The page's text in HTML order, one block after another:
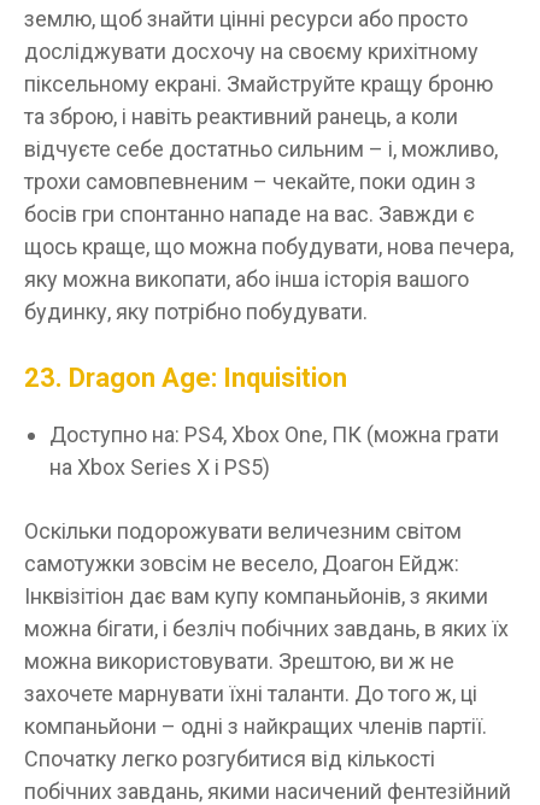
землю, щоб знайти цінні ресурси або просто
досліджувати досхочу на своєму крихітному
піксельному екрані. Змайструйте кращу броню
та зброю, і навіть реактивний ранець, а коли
відчуєте себе достатньо сильним – і, можливо,
трохи самовпевненим – чекайте, поки один з
босів гри спонтанно нападе на вас. Завжди є
щось краще, що можна побудувати, нова печера,
яку можна викопати, або інша історія вашого
будинку, яку потрібно побудувати.
23. Dragon Age: Inquisition
Доступно на: PS4, Xbox One, ПК (можна грати
на Xbox Series X і PS5)
Оскільки подорожувати величезним світом
самотужки зовсім не весело, Доагон Ейдж:
Інквізітіон дає вам купу компаньйонів, з якими
можна бігати, і безліч побічних завдань, в яких їх
можна використовувати. Зрештою, ви ж не
захочете марнувати їхні таланти. До того ж, ці
компаньйони – одні з найкращих членів партії.
Спочатку легко розгубитися від кількості
побічних завдань, якими насичений фентезійний